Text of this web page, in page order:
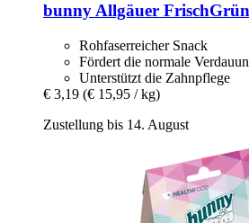
bunny Allgäuer
Rohfaserreicher Snack
Fördert die normale
Unterstützt die Zahnpflege
€ 3,19 (€ 15,95 / kg)
Zustellung bis 14. August